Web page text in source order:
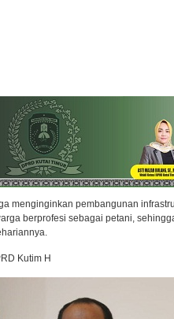
menginginkan pembangunan
berprofesi sebagai petani,
Kutim H